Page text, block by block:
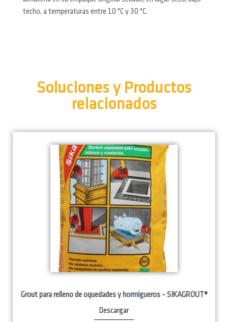
techo, a temperaturas entre 10 °C y 30 °C.
Soluciones y Productos
relacionados
Grout para relleno de oquedades y hormigueros – SIKAGROUT®
Descargar